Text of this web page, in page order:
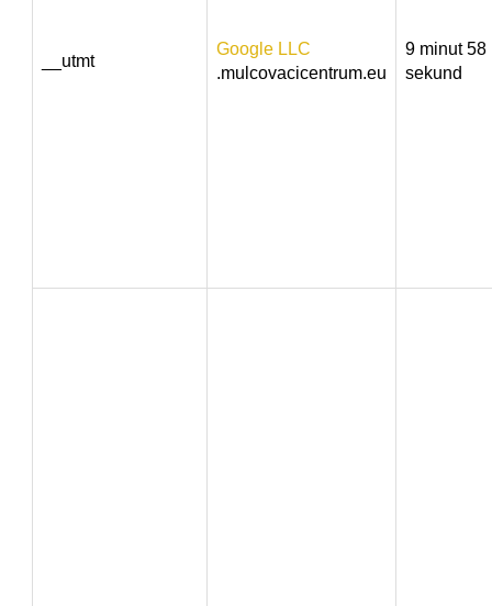
__utmt
Google LLC
.mulcovacicentrum.eu
9 minut 58
sekund